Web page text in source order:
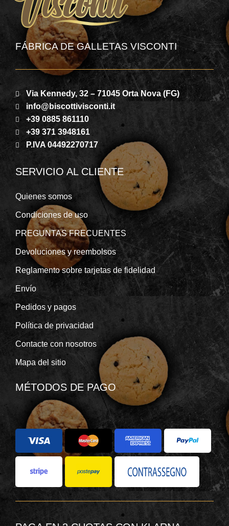
FÁBRICA DE GALLETAS VISCONTI
Via Kennedy, 32 – 71045 Orta Nova (FG)
info@biscottivisconti.it
+39 0885 861110
+39 371 3948161
P.IVA 04492270717
SERVICIO AL CLIENTE
Quienes somos
Condiciones de uso
PREGUNTAS FRECUENTES
Devoluciones y reembolsos
Reglamento sobre tarjetas de fidelidad
Envío
Pedidos y pagos
Política de privacidad
Contacte con nosotros
Mapa del sitio
MÉTODOS DE PAGO